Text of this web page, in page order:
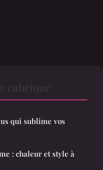
qui sublime vos
: chaleur et style à